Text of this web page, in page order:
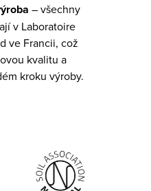
– všechny
v Laboratoire
ve Francii, což
kvalitu a
kroku výroby.